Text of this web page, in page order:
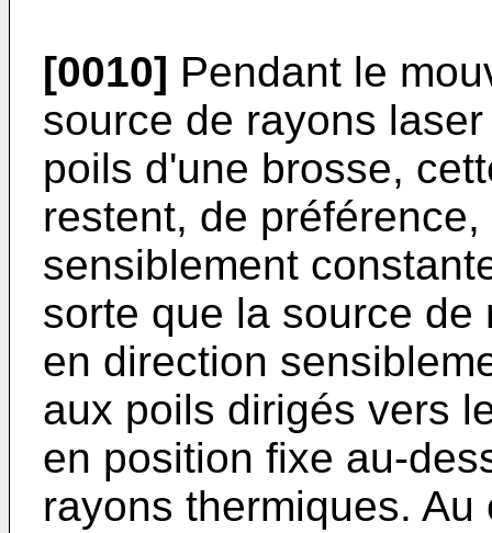
[0010] Pendant le
source de rayons
poils d'une brosse,
restent, de
sensiblement
sorte que la source
en direction
aux poils dirigés vers
en position fixe au-
rayons thermiques.